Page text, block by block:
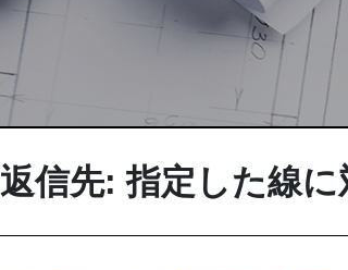
返信先: 指定した線